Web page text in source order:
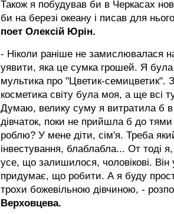
Також я побудував би в Черкасах
би на березі океану і писав для
поет Олексій Юрін.
- Ніколи раніше не замислювалася
уявити, яка це сумка грошей. Я була
мультика про "Цветик-семицветик".
косметика світу була моя, а ще всі
Думаю, велику суму я витратила б
дівчаток, поки не прийшла б до
роблю? У мене діти, сім'я. Треба
інвестування, блаблабла... От тоді
усе, що залишилося, чоловікові.
придумає, що робити. А я буду
трохи божевільною дівчиною, -
Верховцева.